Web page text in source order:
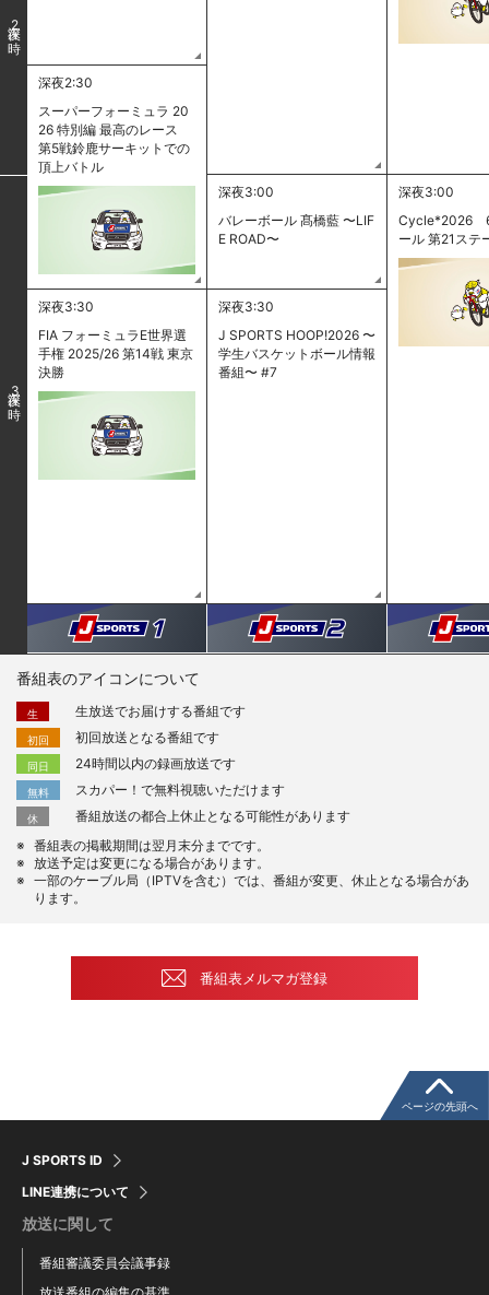
2
深夜2:30
スーパーフォーミュラ 20
26 特別編 最高のレース
第5戦鈴鹿サーキットでの
頂上バトル
3
深夜3:00
バレーボール 髙橋藍 〜LIF
E ROAD〜
深夜3:00
Cycle*2026
ール 第21ステ
深夜3:30
FIA フォーミュラE世界選
手権 2025/26 第14戦 東京
決勝
深夜3:30
J SPORTS HOOP!2026 〜
学生バスケットボール情報
番組〜 #7
番組表のアイコンについて
生 生放送でお届けする番組です
初回 初回放送となる番組です
同日 24時間以内の録画放送です
無料 スカパー！で無料視聴いただけます
休
番組放送の都合上休止となる可能性があります
番組表の掲載期間は翌月末分までです。
放送予定は変更になる場合があります。
一部のケーブル局（IPTVを含む）では、番組が変更、休止となる場合があ
ります。
番組表メルマガ登録
J SPORTS ID
LINE連携について
放送に関して
番組審議委員会議事録
ページの先頭へ